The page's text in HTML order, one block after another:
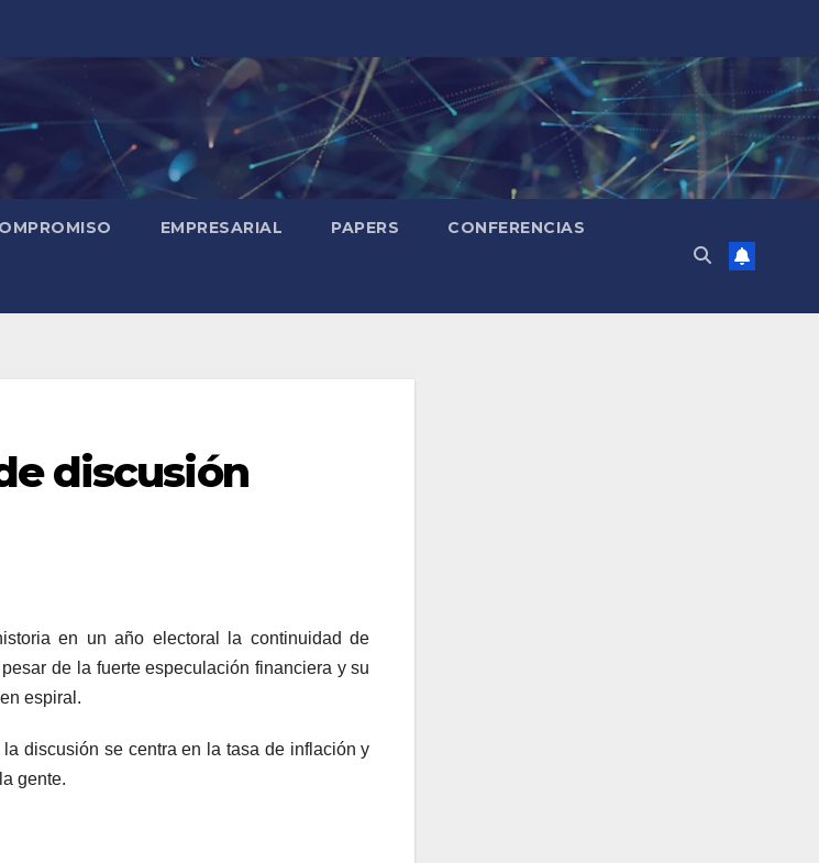
EMPRESARIAL PAPERS CONFERENCIAS
discusión
en un año electoral la continuidad de
de la fuerte especulación financiera y su
espiral.
discusión se centra en la tasa de inflación y
gente.